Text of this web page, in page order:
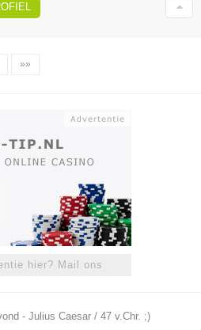
»»
hier? Mail ons
- Julius Caesar / 47 v.Chr. ;)